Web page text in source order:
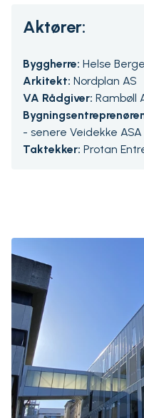
Aktører:
Byggherre: Helse
Arkitekt: Nordplan AS
VA Rådgiver: Rambøll
- senere Veidekke ASA
Taktekker: Protan